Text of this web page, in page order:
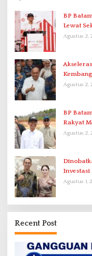
BP
Lewat
Agustus 2,
Terpadu
Agustus 2,
BP
Rakyat
Agustus 2,
Investasi
Ekonomi
Agustus 1,
Recent Post